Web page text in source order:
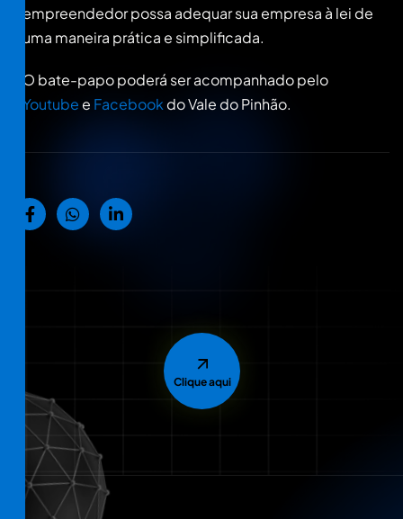
empreendedor possa adequar sua empresa à lei de
uma maneira prática e simplificada.
O bate-papo poderá ser acompanhado pelo
Youtubee Facebookdo Vale do Pinhão.
Clique aqui